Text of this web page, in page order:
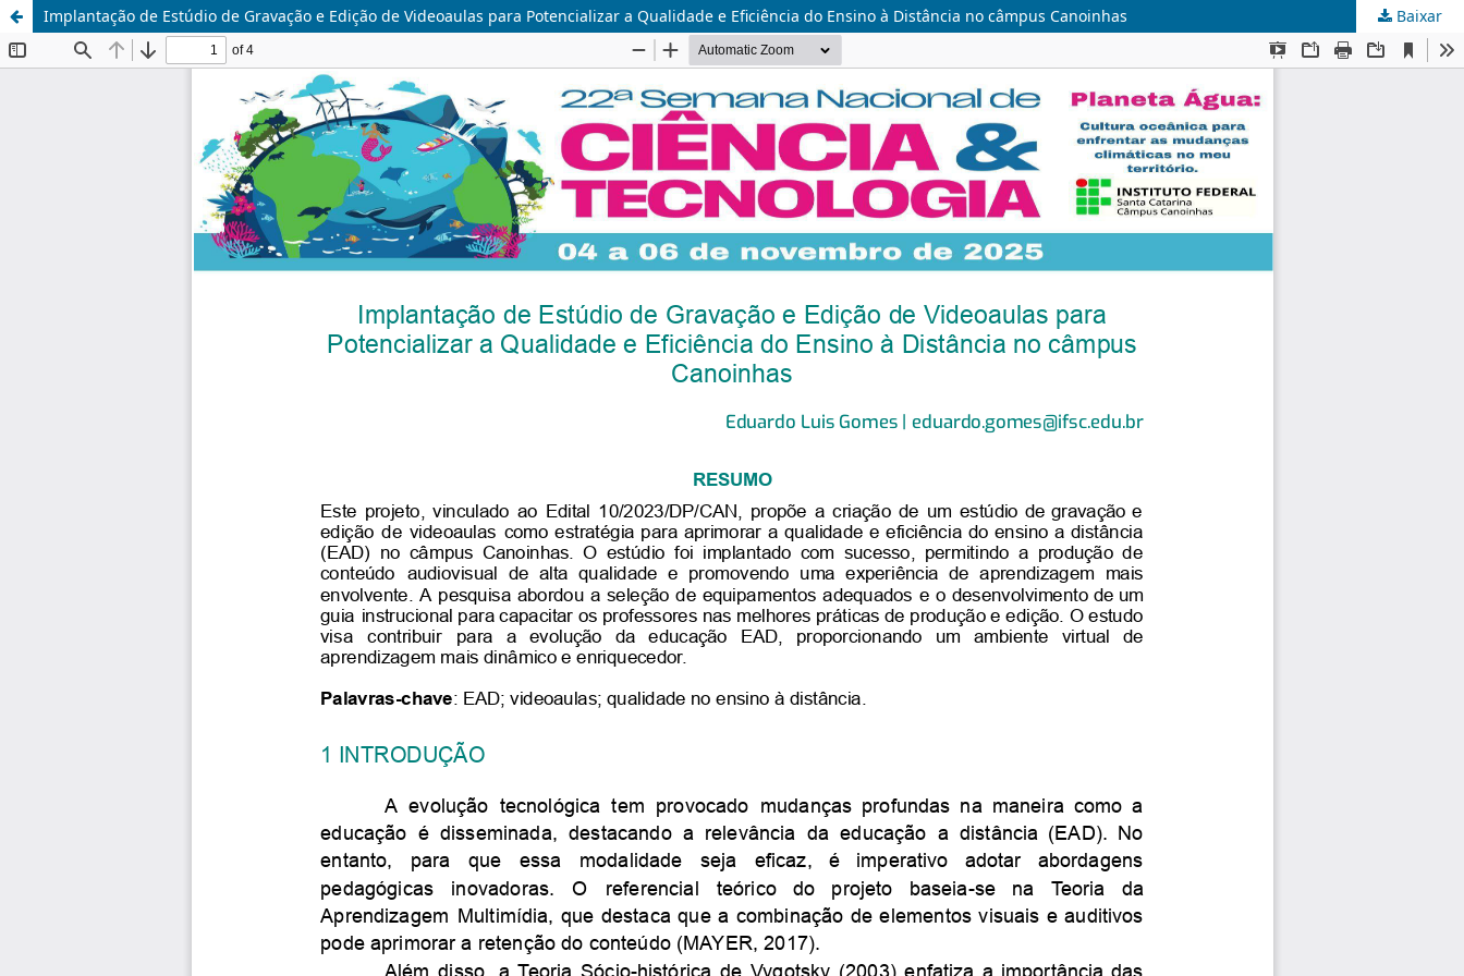
Implantação de Estúdio de Gravação e Edição de Videoaulas para Potencializar a Qualidade e Eficiência do Ensino à Distância no câmpus Canoinhas Baixar